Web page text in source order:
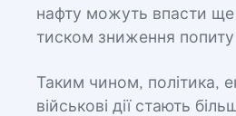
нафту можуть впасти ще
тиском зниження
Таким чином, політика,
військові дії стають